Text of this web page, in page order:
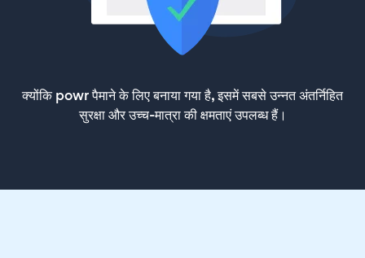
क्योंकि powr पैमाने के लिए बनाया गया है, इसमें सबसे उन्नत अंतर्निहित
सुरक्षा और उच्च-मात्रा की क्षमताएं उपलब्ध हैं।